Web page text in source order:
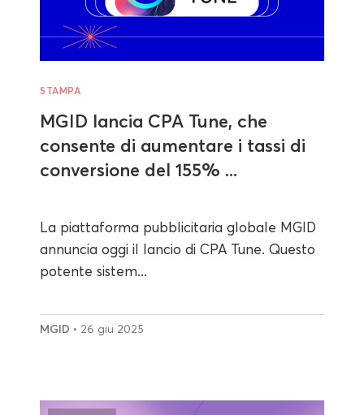
STAMPA
MGID lancia CPA Tune, che
consente di aumentare i tassi di
conversione del 155% ...
La piattaforma pubblicitaria globale MGID
annuncia oggi il lancio di CPA Tune. Questo
potente sistem...
MGID • 26 giu 2025